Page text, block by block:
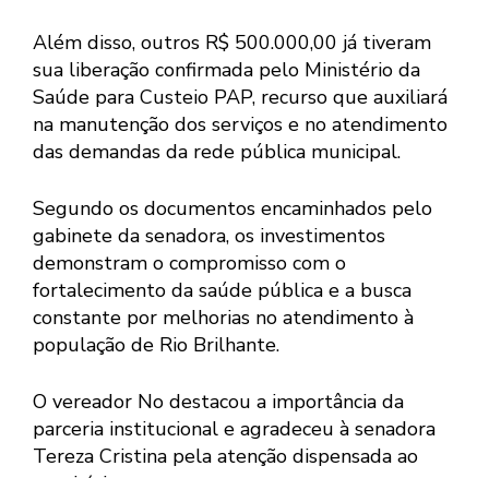
Além disso, outros R$ 500.000,00 já tiveram
sua liberação confirmada pelo Ministério da
Saúde para Custeio PAP, recurso que auxiliará
na manutenção dos serviços e no atendimento
das demandas da rede pública municipal.
Segundo os documentos encaminhados pelo
gabinete da senadora, os investimentos
demonstram o compromisso com o
fortalecimento da saúde pública e a busca
constante por melhorias no atendimento à
população de Rio Brilhante.
O vereador No destacou a importância da
parceria institucional e agradeceu à senadora
Tereza Cristina pela atenção dispensada ao